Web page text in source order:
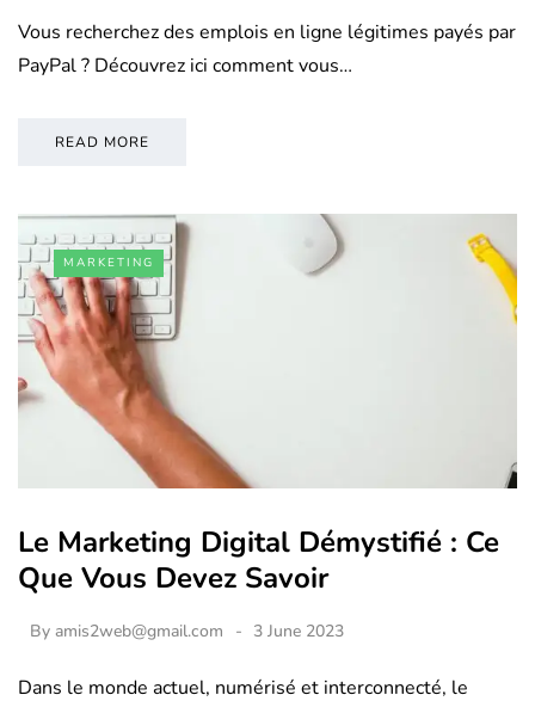
Vous recherchez des emplois en ligne légitimes payés par
PayPal ? Découvrez ici comment vous…
READ MORE
MARKETING
Le Marketing Digital Démystifié : Ce
Que Vous Devez Savoir
By amis2web@gmail.com 3 June 2023
Dans le monde actuel, numérisé et interconnecté, le